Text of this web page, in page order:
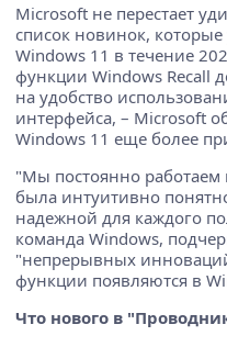
Microsoft не перестает
список новинок,
Windows 11 в течение
функции Windows Recall
на удобство
интерфейса, – Microsoft
Windows 11 еще более
"Мы постоянно работаем
была интуитивно
надежной для каждого
команда Windows,
"непрерывных
функции появляются в
Что нового в